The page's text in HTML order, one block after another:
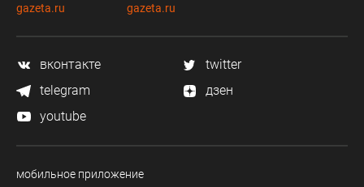
gazeta.ru
gazeta.ru
вконтакте
twitter
telegram
дзен
youtube
мобильное приложение